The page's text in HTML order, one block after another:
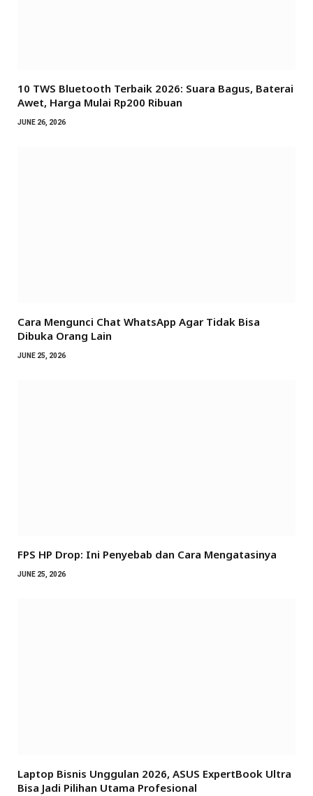
10 TWS Bluetooth Terbaik 2026: Suara Bagus, Baterai
Awet, Harga Mulai Rp200 Ribuan
JUNE 26, 2026
Cara Mengunci Chat WhatsApp Agar Tidak Bisa
Dibuka Orang Lain
JUNE 25, 2026
FPS HP Drop: Ini Penyebab dan Cara Mengatasinya
JUNE 25, 2026
Laptop Bisnis Unggulan 2026, ASUS ExpertBook Ultra
Bisa Jadi Pilihan Utama Profesional